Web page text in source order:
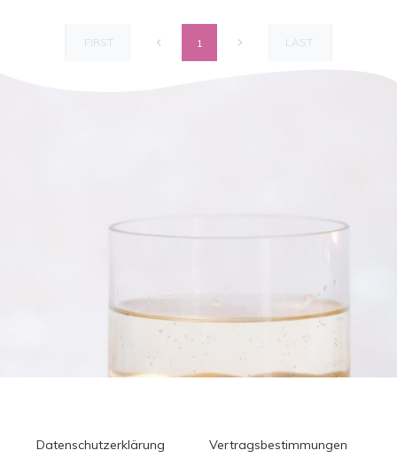
FIRST 1 LAST
Datenschutzerklärung
Vertragsbestimmungen